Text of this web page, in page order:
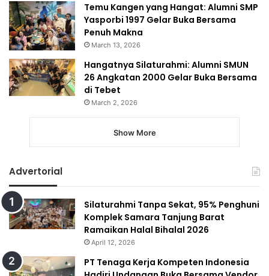
Temu Kangen yang Hangat: Alumni SMP
Yasporbi 1997 Gelar Buka Bersama
Penuh Makna
March 13, 2026
Hangatnya Silaturahmi: Alumni SMUN
26 Angkatan 2000 Gelar Buka Bersama
di Tebet
March 2, 2026
Show More
Advertorial
Silaturahmi Tanpa Sekat, 95% Penghuni
Komplek Samara Tanjung Barat
Ramaikan Halal Bihalal 2026
April 12, 2026
PT Tenaga Kerja Kompeten Indonesia